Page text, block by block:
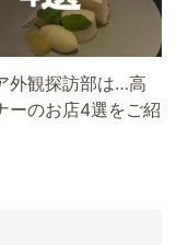
外観探訪部は…高
ーのお店4選をご紹